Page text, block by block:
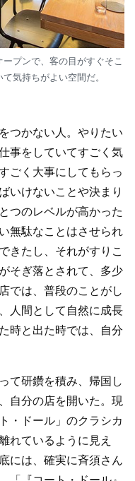
プンで、客の目がすぐそこ
気持ちがよい空間だ。
つかない人。やりたい
事をしていてすごく気
ごく大事にしてもらっ
いけないことや決まり
つのレベルが高かった
無駄なことはさせられ
きたし、それがすりこ
そぎ落とされて、多少
では、普段のことがし
人間として自然に成長
時と出た時では、自分
て研鑽を積み、帰国し
自分の店を開いた。現
・ドール」のクラシカ
れているように見え
には、確実に斉須さん